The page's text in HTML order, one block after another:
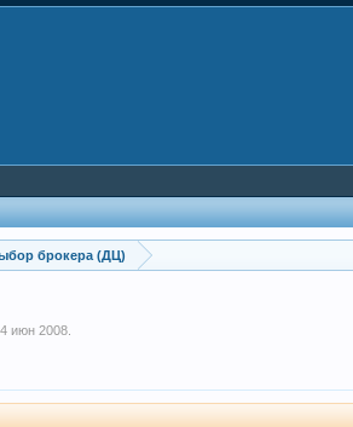
брокера (ДЦ)
,4 июн 2008